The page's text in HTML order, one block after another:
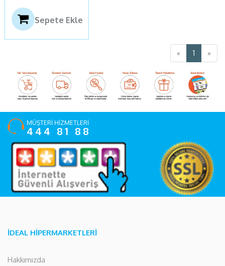
Sepete Ekle
« 1 »
MÜŞTERİ HİZMETLERİ
444 81 88
İDEAL HİPERMARKETLERİ
Hakkımızda